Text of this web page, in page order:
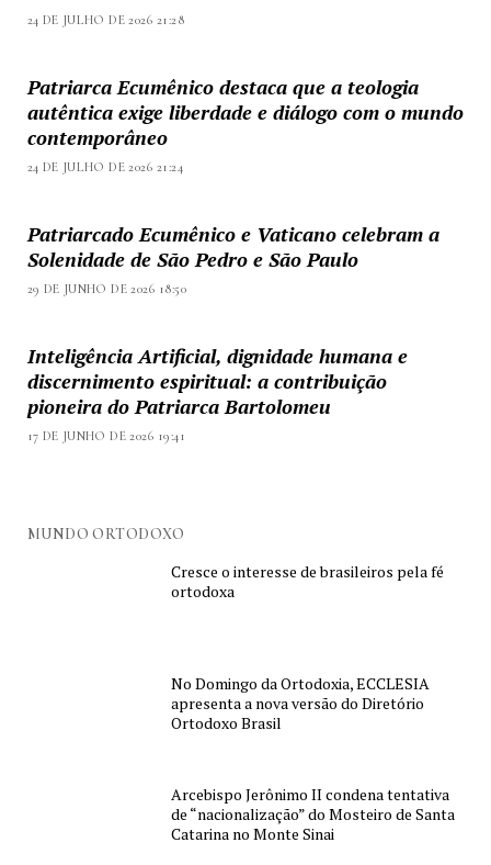
24 DE JULHO DE 2026 21:28
Patriarca Ecumênico destaca que a teologia
autêntica exige liberdade e diálogo com o mundo
contemporâneo
24 DE JULHO DE 2026 21:24
Patriarcado Ecumênico e Vaticano celebram a
Solenidade de São Pedro e São Paulo
29 DE JUNHO DE 2026 18:50
Inteligência Artificial, dignidade humana e
discernimento espiritual: a contribuição
pioneira do Patriarca Bartolomeu
17 DE JUNHO DE 2026 19:41
MUNDO ORTODOXO
Cresce o interesse de brasileiros pela fé
ortodoxa
No Domingo da Ortodoxia, ECCLESIA
apresenta a nova versão do Diretório
Ortodoxo Brasil
Arcebispo Jerônimo II condena tentativa
de “nacionalização” do Mosteiro de Santa
Catarina no Monte Sinai